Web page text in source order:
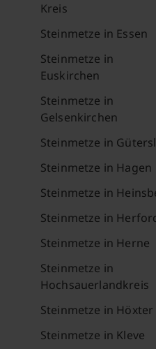
Kreis
Steinmetze in Essen
Steinmetze in
Euskirchen
Steinmetze in
Gelsenkirchen
Steinmetze in
Steinmetze in Hagen
Steinmetze in
Steinmetze in
Steinmetze in Herne
Steinmetze in
Hochsauerlandkreis
Steinmetze in Höxter
Steinmetze in Kleve